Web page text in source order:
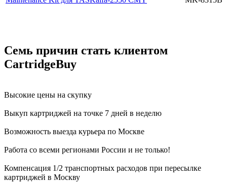
Семь причин стать клиентом
CartridgeBuy
Высокие цены на скупку
Выкуп картриджей на точке 7 дней в неделю
Возможность выезда курьера по Москве
Работа со всеми регионами России и не только!
Компенсация 1/2 транспортных расходов при пересылке
картриджей в Москву